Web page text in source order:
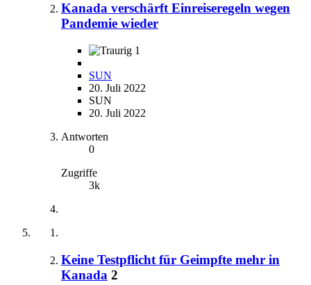
Kanada verschärft Einreiseregeln wegen
Pandemie wieder
1
SUN
20. Juli 2022
SUN
20. Juli 2022
Antworten
0
Zugriffe
3k
Keine Testpflicht für Geimpfte mehr in
Kanada 2